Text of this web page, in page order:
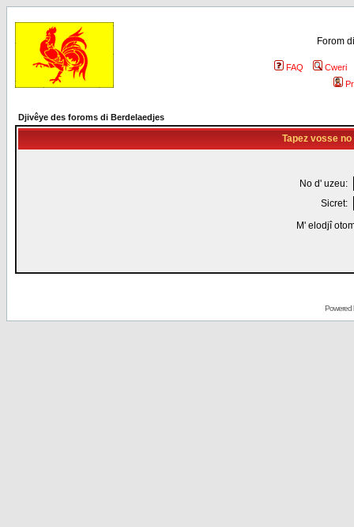
Forom
FAQ
Cweri
Djivêye des foroms di Berdelaedjes
Tapez vosse
No d' uzeu:
Sicret:
M' elodjî
Powered